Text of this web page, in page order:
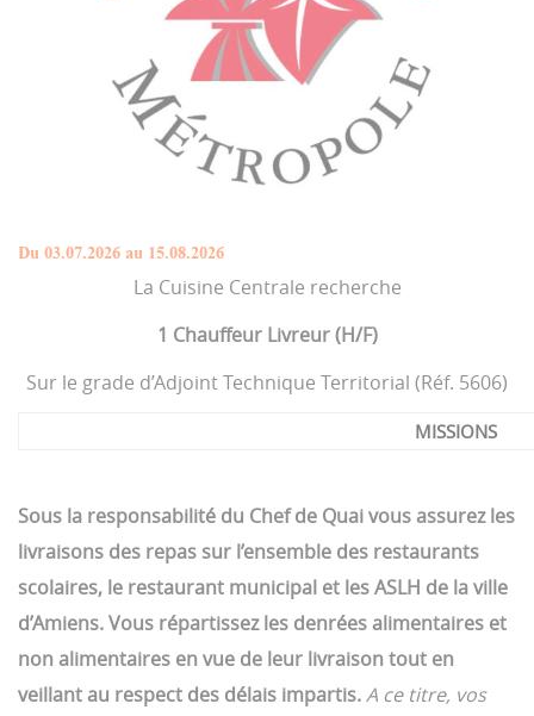
Du 03.07.2026 au 15.08.2026
La Cuisine Centrale recherche
1 Chauffeur Livreur (H/F)
Sur le grade d’Adjoint Technique Territorial (Réf. 5606)
MISSIONS
Sous la responsabilité du Chef de Quai vous assurez les
livraisons des repas sur l’ensemble des restaurants
scolaires, le restaurant municipal et les ASLH de la ville
d’Amiens. Vous répartissez les denrées alimentaires et
non alimentaires en vue de leur livraison tout en
veillant au respect des délais impartis.A ce titre, vos